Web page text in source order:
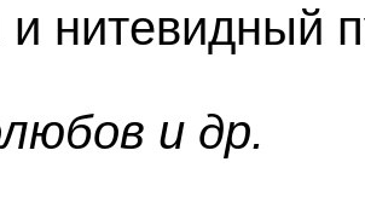
и нитевидный
и др.